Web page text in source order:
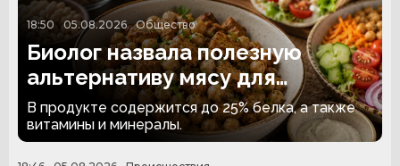
18:50 05.08.2026 Общество
Биолог назвала полезную
альтернативу мясу для
вегетарианцев
В продукте содержится до 25% белка, а также
витамины и минералы.